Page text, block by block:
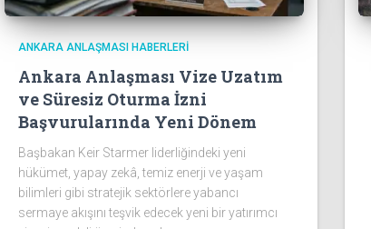
ANKARA ANLAŞMASI HABERLERI
Ankara Anlaşması Vize Uzatım
ve Süresiz Oturma İzni
Başvurularında Yeni Dönem
Başbakan Keir Starmer liderliğindeki yeni
hükümet, yapay zekâ, temiz enerji ve yaşam
bilimleri gibi stratejik sektörlere yabancı
sermaye akışını teşvik edecek yeni bir yatırımcı